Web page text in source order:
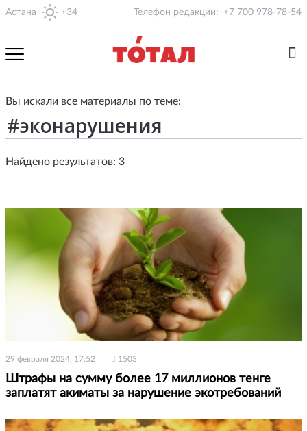
Астана +34 Телефон редакции: +7 700 978-78-54
Вы искали все материалы по теме:
Найдено результатов: 3
29 февраля 2024, 17:52 1503
Штрафы на сумму более 17 миллионов тенге
заплатят акиматы за нарушение экотребований